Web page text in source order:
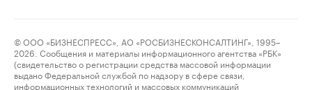
© ООО «БИЗНЕСПРЕСС», АО «РОСБИЗНЕСКОНСАЛТИНГ», 1995–
2026. Сообщения и материалы информационного агентства «РБК»
(свидетельство о регистрации средства массовой информации
выдано Федеральной службой по надзору в сфере связи,
информационных технологий и массовых коммуникаций